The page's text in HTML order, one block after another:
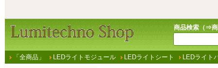
商品検索（⇒
「全商品」 LEDライトモジュール LEDライトシート LEDライト